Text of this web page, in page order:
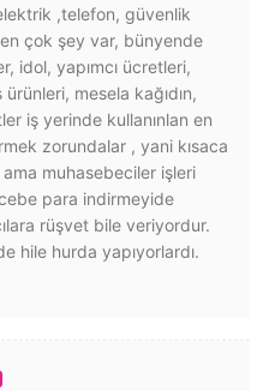
,telefon, güvenlik
çok şey var, bünyende
idol, yapımcı ücretleri,
mesela kağıdın,
iş yerinde kullanınlan en
zorundalar , yani kısaca
muhasebeciler işleri
para indirmeyide
rüşvet bile veriyordur.
hile hurda yapıyorlardı.